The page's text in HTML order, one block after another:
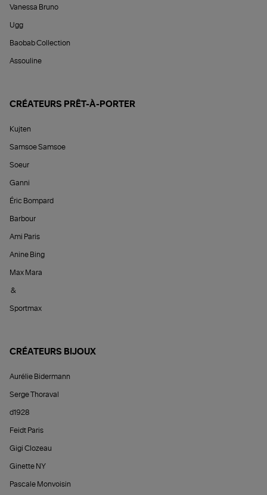
Vanessa Bruno
Ugg
Baobab Collection
Assouline
CRÉATEURS PRÊT-À-PORTER
Kujten
Samsoe Samsoe
Soeur
Ganni
Éric Bompard
Barbour
Ami Paris
Anine Bing
Max Mara
&
Sportmax
CRÉATEURS BIJOUX
Aurélie Bidermann
Serge Thoraval
d1928
Feidt Paris
Gigi Clozeau
Ginette NY
Pascale Monvoisin